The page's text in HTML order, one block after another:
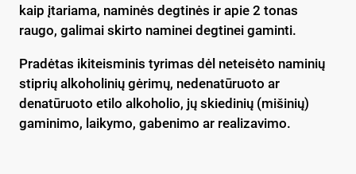
kaip įtariama, naminės degtinės ir apie 2 tonas
raugo, galimai skirto naminei degtinei gaminti.
Pradėtas ikiteisminis tyrimas dėl neteisėto naminių
stiprių alkoholinių gėrimų, nedenatūruoto ar
denatūruoto etilo alkoholio, jų skiedinių (mišinių)
gaminimo, laikymo, gabenimo ar realizavimo.